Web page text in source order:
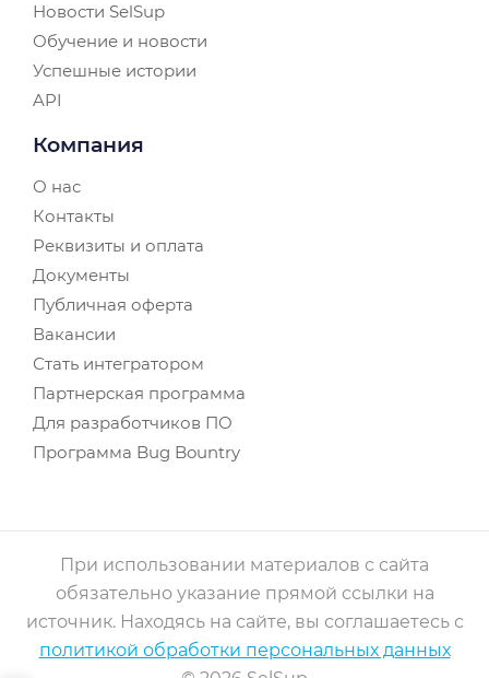
Новости SelSup
Обучение и новости
Успешные истории
API
Компания
О нас
Контакты
Реквизиты и оплата
Документы
Публичная оферта
Вакансии
Стать интегратором
Партнерская программа
Для разработчиков ПО
Программа Bug Bountry
При использовании материалов с сайта
обязательно указание прямой ссылки на
источник. Находясь на сайте, вы соглашаетесь с
политикой обработки персональных данных